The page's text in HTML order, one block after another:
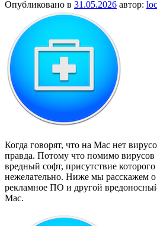
Опубликовано в 31.05.2026 автор:
Когда говорят, что на Mac нет
правда. Потому что помимо вирусов
вредный софт, присутствие
нежелательно. Ниже мы расскажем о
рекламное ПО и другой
Mac.